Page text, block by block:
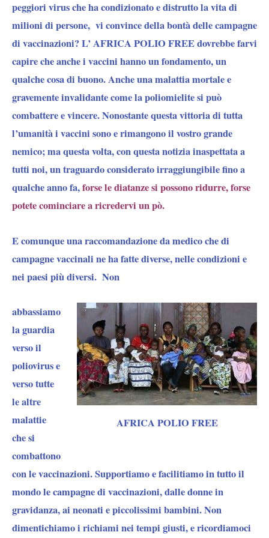
peggiori virus che ha condizionato e distrutto la vita di
milioni di persone, vi convince della bontà delle campagne
di vaccinazioni? L’ AFRICA POLIO FREE dovrebbe farvi
capire che anche i vaccini hanno un fondamento, un
qualche cosa di buono. Anche una malattia mortale e
gravemente invalidante come la poliomielite si può
combattere e vincere. Nonostante questa vittoria di tutta
l’umanità i vaccini sono e rimangono il vostro grande
nemico; ma questa volta, con questa notizia inaspettata a
tutti noi, un traguardo considerato irraggiungibile fino a
qualche anno fa,forse le diatanze si possono ridurre, forse
potete cominciare a ricredervi un pò.
E comunque una raccomandazione da medico che di
campagne vaccinali ne ha fatte diverse, nelle condizioni e
nei paesi più diversi. Non
AFRICA POLIO FREE
abbassiamo
la guardia
verso il
poliovirus e
verso tutte
le altre
malattie
che si
combattono
con le vaccinazioni.Supportiamo e facilitiamo in tutto il
mondo le campagne di vaccinazioni, dalle donne in
gravidanza, ai neonati e piccolissimi bambini. Non
dimentichiamo i richiami nei tempi giusti, e ricordiamoci